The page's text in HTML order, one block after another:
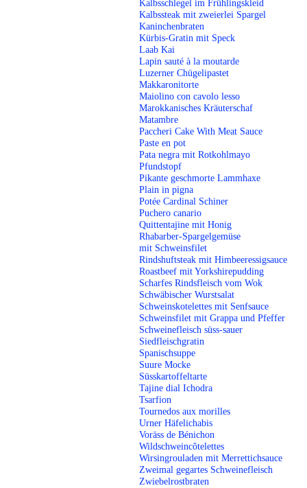
Kalbsschlegel im Frühlingskleid
Kalbssteak mit zweierlei Spargel
Kaninchenbraten
Kürbis-Gratin mit Speck
Laab Kai
Lapin sauté à la moutarde
Luzerner Chügelipastet
Makkaronitorte
Maiolino con cavolo lesso
Marokkanisches Kräuterschaf
Matambre
Paccheri Cake With Meat Sauce
Paste en pot
Pata negra mit Rotkohlmayo
Pfundstopf
Pikante geschmorte Lammhaxe
Plain in pigna
Potée Cardinal Schiner
Puchero canario
Quittentajine mit Honig
Rhabarber-Spargelgemüse
mit Schweinsfilet
Rindshuftsteak mit Himbeeressigsauce
Roastbeef mit Yorkshirepudding
Scharfes Rindsfleisch vom Wok
Schwäbischer Wurstsalat
Schweinskotelettes mit Senfsauce
Schweinsfilet mit Grappa und Pfeffer
Schweinefleisch süss-sauer
Siedfleischgratin
Spanischsuppe
Suure Mocke
Süsskartoffeltarte
Tajine dial Ichodra
Tsarfion
Tournedos aux morilles
Urner Häfelichabis
Voräss de Bénichon
Wildschweincôtelettes
Wirsingrouladen mit Merrettichsauce
Zweimal gegartes Schweinefleisch
Zwiebelrostbraten